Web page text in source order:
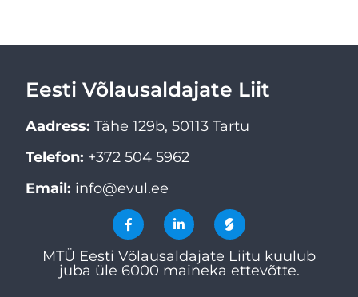
Eesti Võlausaldajate Liit
Aadress: Tähe 129b, 50113 Tartu
Telefon: +372 504 5962
Email: info@evul.ee
MTÜ Eesti Võlausaldajate Liitu kuulub
juba üle 6000 maineka ettevõtte.